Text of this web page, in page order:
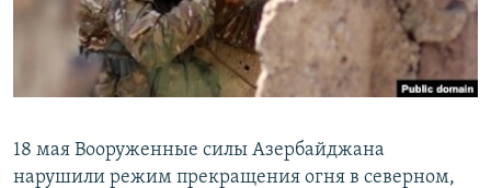
Русский
Все сайты Радио Азатутюн
18 мая Вооруженные силы Азербайджана
нарушили режим прекращения огня в северном,